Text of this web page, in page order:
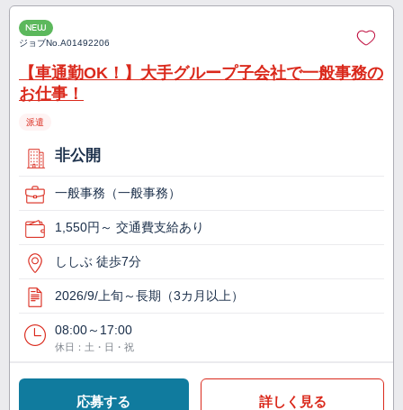
NEW
ジョブNo.A01492206
【車通勤OK！】大手グループ子会社で一般事務の
お仕事！
派遣
非公開
一般事務（一般事務）
1,550円～ 交通費支給あり
ししぶ 徒歩7分
2026/9/上旬～長期（3カ月以上）
08:00～17:00
休日：土・日・祝
応募する 詳しく見る